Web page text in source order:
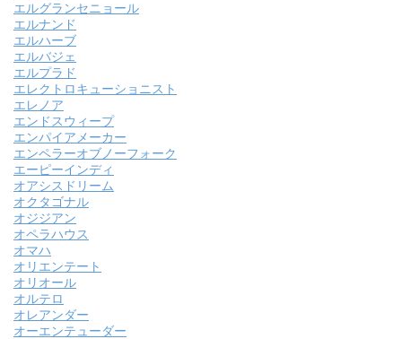
エルグランセニョール
エルナンド
エルハーブ
エルバジェ
エルプラド
エレクトロキューショニスト
エレノア
エンドスウィープ
エンパイアメーカー
エンペラーオブノーフォーク
エーピーインディ
オアシスドリーム
オクタゴナル
オジジアン
オペラハウス
オマハ
オリエンテート
オリオール
オルテロ
オレアンダー
オーエンテューダー